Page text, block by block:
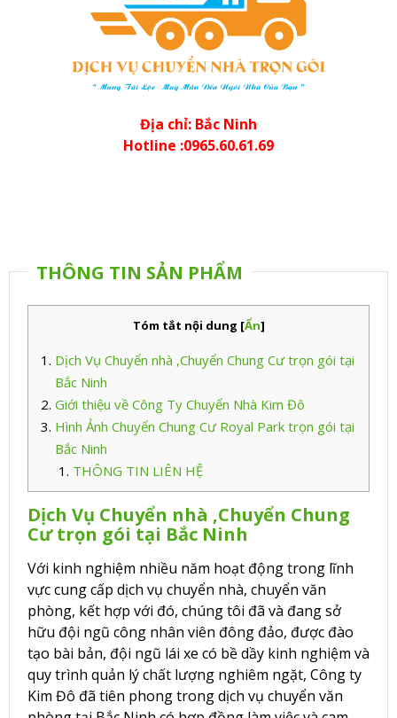
Địa chỉ: Bắc Ninh
Hotline :0965.60.61.69
THÔNG TIN SẢN PHẨM
Tóm tắt nội dung [Ẩn]
Dịch Vụ Chuyển nhà ,Chuyển Chung Cư trọn gói tại
Bắc Ninh
Giới thiệu về Công Ty Chuyển Nhà Kim Đô
Hình Ảnh Chuyển Chung Cư Royal Park trọn gói tại
Bắc Ninh
THÔNG TIN LIÊN HỆ
Dịch Vụ Chuyển nhà ,Chuyển Chung
Cư trọn gói tại Bắc Ninh
Với kinh nghiệm nhiều năm hoạt động trong lĩnh
vực cung cấp dịch vụ chuyển nhà, chuyển văn
phòng, kết hợp với đó, chúng tôi đã và đang sở
hữu đội ngũ công nhân viên đông đảo, được đào
tạo bài bản, đội ngũ lái xe có bề dầy kinh nghiệm và
quy trình quản lý chất lượng nghiêm ngặt, Công ty
Kim Đô đã tiên phong trong dịch vụ chuyển văn